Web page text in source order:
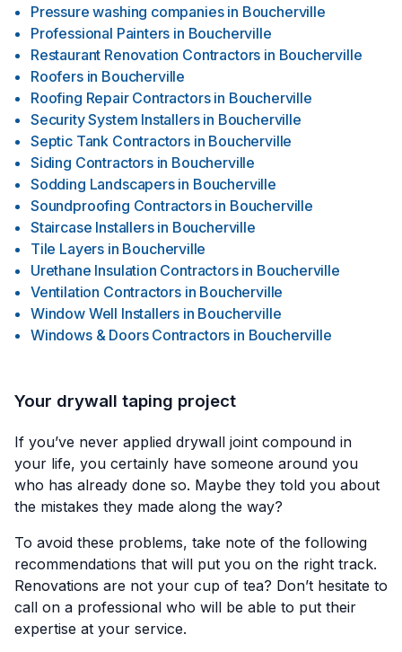
Pressure washing companies in Boucherville
Professional Painters in Boucherville
Restaurant Renovation Contractors in Boucherville
Roofers in Boucherville
Roofing Repair Contractors in Boucherville
Security System Installers in Boucherville
Septic Tank Contractors in Boucherville
Siding Contractors in Boucherville
Sodding Landscapers in Boucherville
Soundproofing Contractors in Boucherville
Staircase Installers in Boucherville
Tile Layers in Boucherville
Urethane Insulation Contractors in Boucherville
Ventilation Contractors in Boucherville
Window Well Installers in Boucherville
Windows & Doors Contractors in Boucherville
Your drywall taping project
If you’ve never applied drywall joint compound in
your life, you certainly have someone around you
who has already done so. Maybe they told you about
the mistakes they made along the way?
To avoid these problems, take note of the following
recommendations that will put you on the right track.
Renovations are not your cup of tea? Don’t hesitate to
call on a professional who will be able to put their
expertise at your service.